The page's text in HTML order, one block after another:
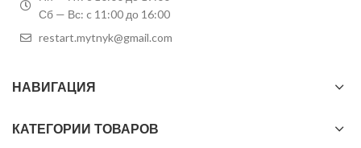
Сб — Вс: c 11:00 до 16:00
restart.mytnyk@gmail.com
НАВИГАЦИЯ
КАТЕГОРИИ ТОВАРОВ